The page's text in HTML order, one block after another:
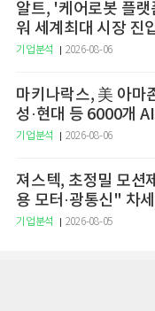
알트, '케어로봇 플
워 세계최대 시장 진
기업분석 2026-08-06
마키나락스, 美 아마
성·현대 등 6000개
기업분석 2026-08-06
져스텍, 초정밀 모션
용 모터·광통신" 차
기업분석 2026-08-05